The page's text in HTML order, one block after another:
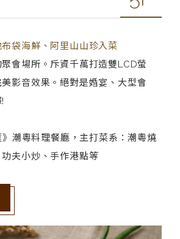
袋海鮮、阿里山山珍入菜
會場所。斥資千萬打造雙LCD螢
影音效果。絕對是婚宴、大型會
潮粵料理餐廳，主打菜系：潮粵燒
夫小炒、手作港點等